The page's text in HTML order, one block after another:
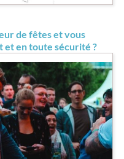
de fêtes et vous
et en toute sécurité ?